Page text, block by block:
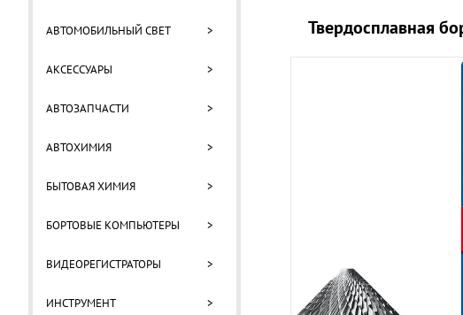
АВТОМОБИЛЬНЫЙ СВЕТ >
АКСЕССУАРЫ >
АВТОЗАПЧАСТИ >
АВТОХИМИЯ >
БЫТОВАЯ ХИМИЯ >
БОРТОВЫЕ КОМПЬЮТЕРЫ >
ВИДЕОРЕГИСТРАТОРЫ >
ИНСТРУМЕНТ >
Твердосплавная